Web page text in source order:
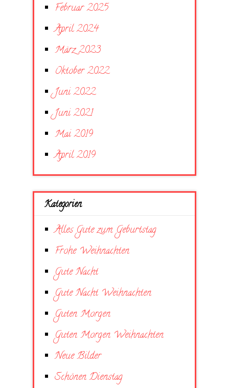
Februar 2025
April 2024
März 2023
Oktober 2022
Juni 2022
Juni 2021
Mai 2019
April 2019
Kategorien
Alles Gute zum Geburtstag
Frohe Weihnachten
Gute Nacht
Gute Nacht Weihnachten
Guten Morgen
Guten Morgen Weihnachten
Neue Bilder
Schönen Dienstag